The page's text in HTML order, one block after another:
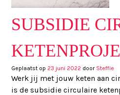
SUBSIDIE
Geplaatst op 23 juni 2022 door Steffie
Werk jij met jouw keten aan
is de subsidie circulaire